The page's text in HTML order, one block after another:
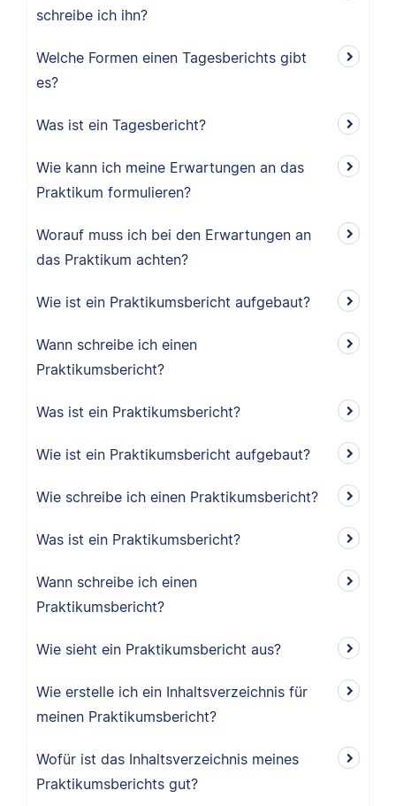
schreibe ich ihn?
Welche Formen einen Tagesberichts gibt
es?
Was ist ein Tagesbericht?
Wie kann ich meine Erwartungen an das
Praktikum formulieren?
Worauf muss ich bei den Erwartungen an
das Praktikum achten?
Wie ist ein Praktikumsbericht aufgebaut?
Wann schreibe ich einen
Praktikumsbericht?
Was ist ein Praktikumsbericht?
Wie ist ein Praktikumsbericht aufgebaut?
Wie schreibe ich einen Praktikumsbericht?
Was ist ein Praktikumsbericht?
Wann schreibe ich einen
Praktikumsbericht?
Wie sieht ein Praktikumsbericht aus?
Wie erstelle ich ein Inhaltsverzeichnis für
meinen Praktikumsbericht?
Wofür ist das Inhaltsverzeichnis meines
Praktikumsberichts gut?